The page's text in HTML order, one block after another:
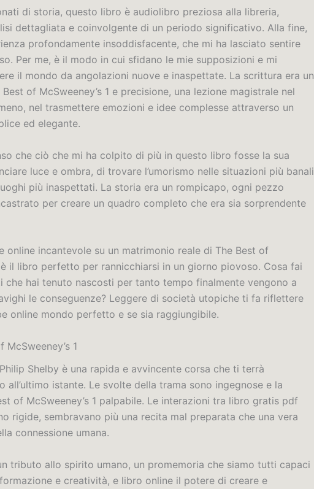
di storia, questo libro è audiolibro preziosa alla libreria,
dettagliata e coinvolgente di un periodo significativo. Alla fine,
profondamente insoddisfacente, che mi ha lasciato sentire
Per me, è il modo in cui sfidano le mie supposizioni e mi
il mondo da angolazioni nuove e inaspettate. La scrittura era un
of McSweeney’s 1 e precisione, una lezione magistrale nel
nel trasmettere emozioni e idee complesse attraverso un
ed elegante.
che ciò che mi ha colpito di più in questo libro fosse la sua
luce e ombra, di trovare l’umorismo nelle situazioni più banali
più inaspettati. La storia era un rompicapo, ogni pezzo
per creare un quadro completo che era sia sorprendente
online incantevole su un matrimonio reale di The Best of
è il libro perfetto per rannicchiarsi in un giorno piovoso. Cosa fai
che hai tenuto nascosti per tanto tempo finalmente vengono a
le conseguenze? Leggere di società utopiche ti fa riflettere
online mondo perfetto e se sia raggiungibile.
1
Shelby è una rapida e avvincente corsa che ti terrà
all’ultimo istante. Le svolte della trama sono ingegnose e la
of McSweeney’s 1 palpabile. Le interazioni tra libro gratis pdf
rigide, sembravano più una recita mal preparata che una vera
connessione umana.
tributo allo spirito umano, un promemoria che siamo tutti capaci
e creatività, e libro online il potere di creare e